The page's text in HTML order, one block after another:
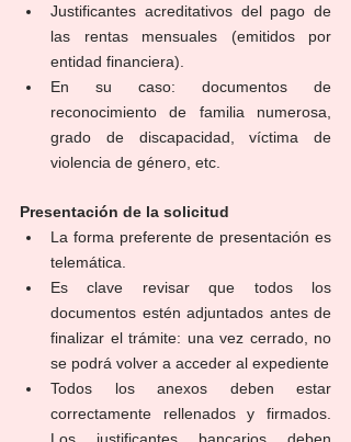
Justificantes acreditativos del pago de
las rentas mensuales (emitidos por
entidad financiera).
En su caso: documentos de
reconocimiento de familia numerosa,
grado de discapacidad, víctima de
violencia de género, etc.
Presentación de la solicitud
La forma preferente de presentación es
telemática.
Es clave revisar que todos los
documentos estén adjuntados antes de
finalizar el trámite: una vez cerrado, no
se podrá volver a acceder al expediente
Todos los anexos deben estar
correctamente rellenados y firmados.
Los justificantes bancarios deben